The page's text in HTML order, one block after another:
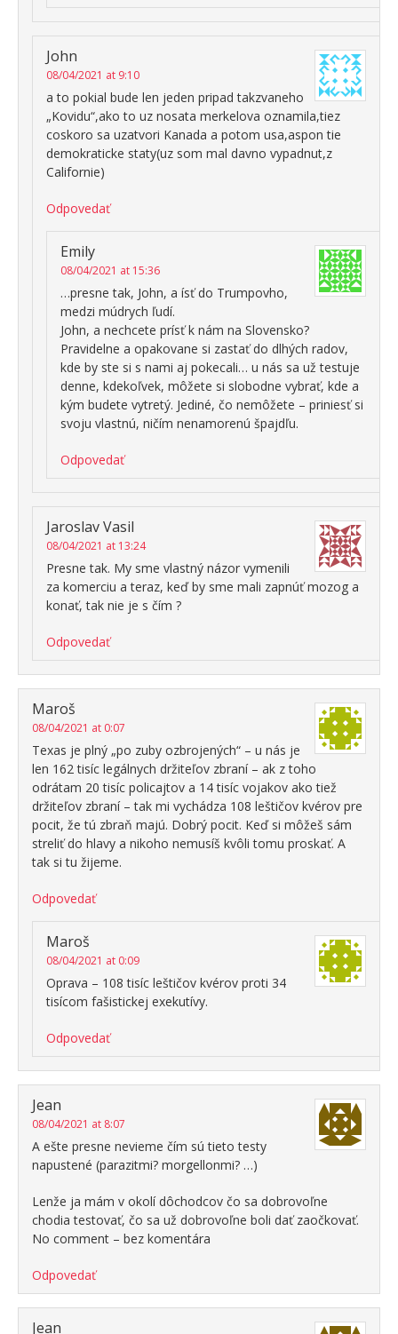
John
08/04/2021 at 9:10
a to pokial bude len jeden pripad takzvaneho
„Kovidu“,ako to uz nosata merkelova oznamila,tiez
coskoro sa uzatvori Kanada a potom usa,aspon tie
demokraticke staty(uz som mal davno vypadnut,z
Californie)
Odpovedať
Emily
08/04/2021 at 15:36
…presne tak, John, a ísť do Trumpovho,
medzi múdrych ľudí.
John, a nechcete prísť k nám na Slovensko?
Pravidelne a opakovane si zastať do dlhých radov,
kde by ste si s nami aj pokecali… u nás sa už testuje
denne, kdekoľvek, môžete si slobodne vybrať, kde a
kým budete vytretý. Jediné, čo nemôžete – priniesť si
svoju vlastnú, ničím nenamorenú špajdľu.
Odpovedať
Jaroslav Vasil
08/04/2021 at 13:24
Presne tak. My sme vlastný názor vymenili
za komerciu a teraz, keď by sme mali zapnúť mozog a
konať, tak nie je s čím ?
Odpovedať
Maroš
08/04/2021 at 0:07
Texas je plný „po zuby ozbrojených“ – u nás je
len 162 tisíc legálnych držiteľov zbraní – ak z toho
odrátam 20 tisíc policajtov a 14 tisíc vojakov ako tiež
držiteľov zbraní – tak mi vychádza 108 leštičov kvérov pre
pocit, že tú zbraň majú. Dobrý pocit. Keď si môžeš sám
streliť do hlavy a nikoho nemusíš kvôli tomu proskať. A
tak si tu žijeme.
Odpovedať
Maroš
08/04/2021 at 0:09
Oprava – 108 tisíc leštičov kvérov proti 34
tisícom fašistickej exekutívy.
Odpovedať
Jean
08/04/2021 at 8:07
A ešte presne nevieme čím sú tieto testy
napustené (parazitmi? morgellonmi? …)
Lenže ja mám v okolí dôchodcov čo sa dobrovoľne
chodia testovať, čo sa už dobrovoľne boli dať zaočkovať.
No comment – bez komentára
Odpovedať
Jean